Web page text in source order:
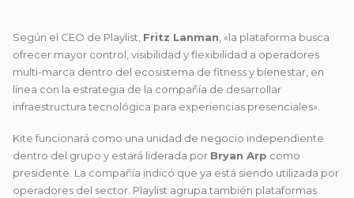
Según el CEO de Playlist Fritz Lanman , «la plataforma busca
ofrecer mayor control, visibilidad y flexibilidad a operadores
multi-marca dentro del ecosistema de fitness y bienestar, en
línea con la estrategia de la compañía de desarrollar
infraestructura tecnológica para experiencias presenciales».
Kite funcionará como una unidad de negocio independiente
dentro del grupo y estará liderada por Bryan Arp como
presidente. La compañía indicó que ya está siendo utilizada por
operadores del sector. Playlist agrupa también plataformas